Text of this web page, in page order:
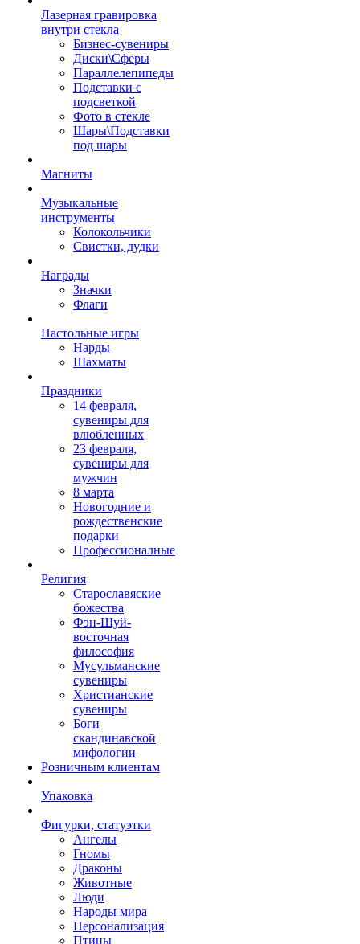
Лазерная гравировка
внутри стекла
Бизнес-сувениры
Диски\Сферы
Параллелепипеды
Подставки с
подсветкой
Фото в стекле
Шары\Подставки
под шары
Магниты
Музыкальные
инструменты
Колокольчики
Свистки, дудки
Награды
Значки
Флаги
Настольные игры
Нарды
Шахматы
Праздники
14 февраля,
сувениры для
влюбленных
23 февраля,
сувениры для
мужчин
8 марта
Новогодние и
рождественские
подарки
Профессионалные
Религия
Старославяские
божества
Фэн-Шуй-
восточная
философия
Мусульманские
сувениры
Христианские
сувениры
Боги
скандинавской
мифологии
Розничным клиентам
Упаковка
Фигурки, статуэтки
Ангелы
Гномы
Драконы
Животные
Люди
Народы мира
Персонализация
Птицы